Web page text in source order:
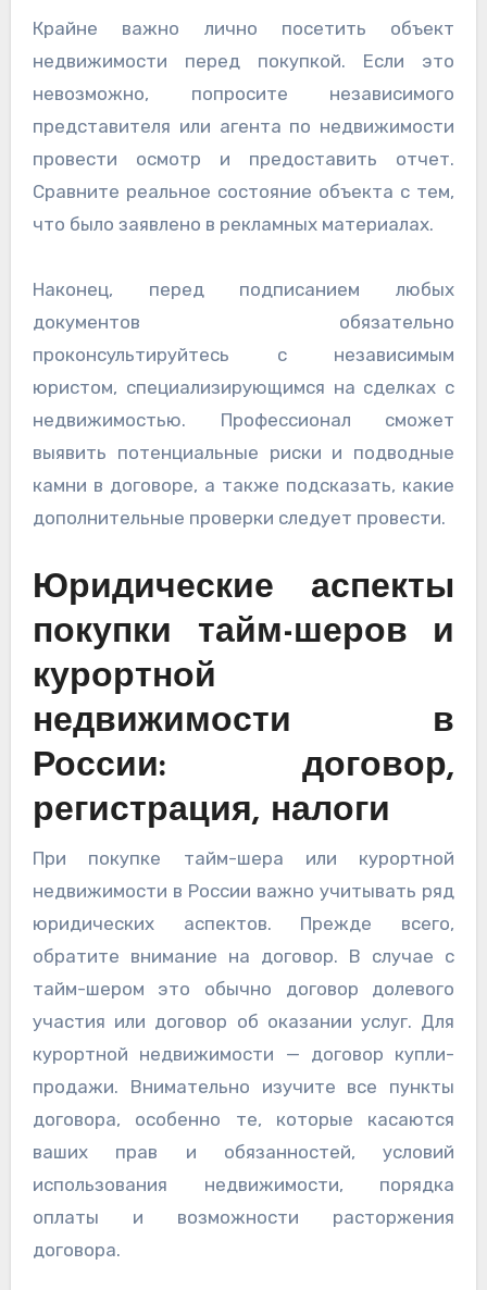
Крайне важно лично посетить объект
недвижимости перед покупкой. Если это
невозможно, попросите независимого
представителя или агента по недвижимости
провести осмотр и предоставить отчет.
Сравните реальное состояние объекта с тем,
что было заявлено в рекламных материалах.
Наконец, перед подписанием любых
документов обязательно
проконсультируйтесь с независимым
юристом, специализирующимся на сделках с
недвижимостью. Профессионал сможет
выявить потенциальные риски и подводные
камни в договоре, а также подсказать, какие
дополнительные проверки следует провести.
Юридические аспекты
покупки тайм-шеров и
курортной
недвижимости в
России: договор,
регистрация, налоги
При покупке тайм-шера или курортной
недвижимости в России важно учитывать ряд
юридических аспектов. Прежде всего,
обратите внимание на договор. В случае с
тайм-шером это обычно договор долевого
участия или договор об оказании услуг. Для
курортной недвижимости — договор купли-
продажи. Внимательно изучите все пункты
договора, особенно те, которые касаются
ваших прав и обязанностей, условий
использования недвижимости, порядка
оплаты и возможности расторжения
договора.